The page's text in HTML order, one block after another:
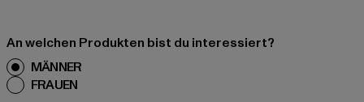
An welchen Produkten bist du interessiert?
MÄNNER
FRAUEN